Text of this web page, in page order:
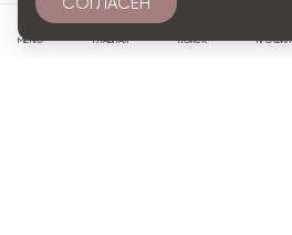
МЕНЮ ГЛАВНАЯ ПОИСК